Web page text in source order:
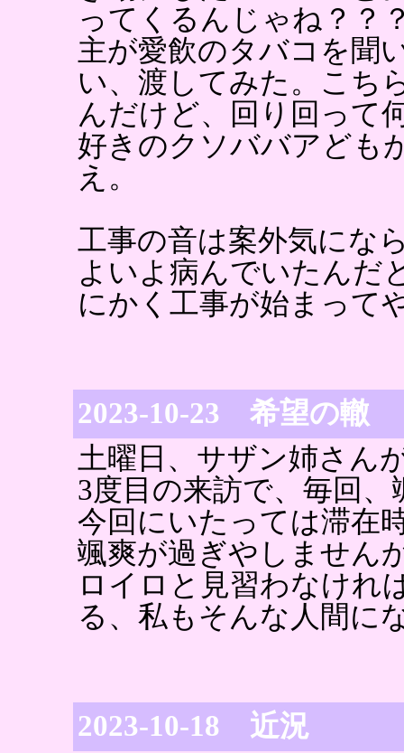
ってくるんじゃね？？
主が愛飲のタバコを聞
い、渡してみた。こち
んだけど、回り回って
好きのクソババアども
え。
工事の音は案外気にな
よいよ病んでいたんだ
にかく工事が始まって
2023-10-23 希望の轍
土曜日、サザン姉さん
3度目の来訪で、毎回
今回にいたっては滞在
颯爽が過ぎやしません
ロイロと見習わなけれ
る、私もそんな人間に
2023-10-18 近況